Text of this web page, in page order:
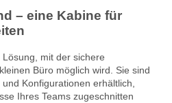
– eine Kabine für
mit der sichere
Büro möglich wird. Sie sind
Konfigurationen erhältlich,
Ihres Teams zugeschnitten